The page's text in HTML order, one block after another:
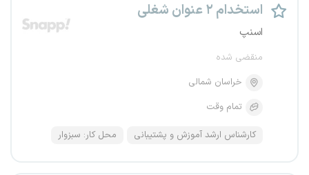
استخدام ۲ عنوان شغلی
اسنپ
منقضی شده
خراسان شمالی
تمام وقت
کارشناس ارشد آموزش و پشتیبانی محل کار: سبزوار